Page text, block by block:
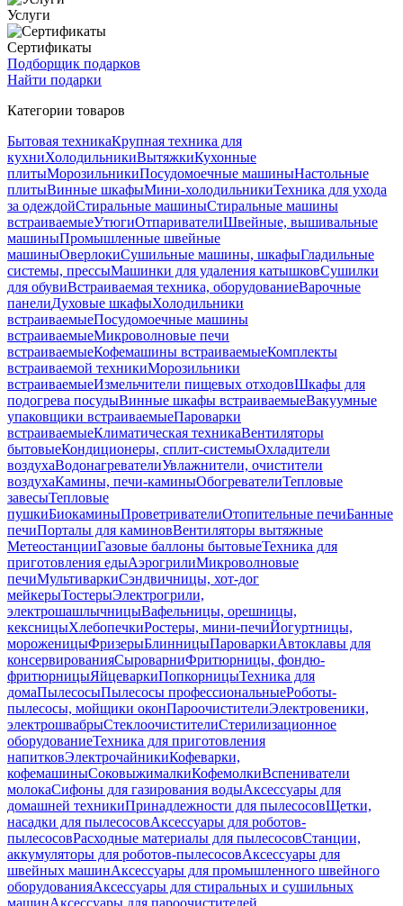
Услуги
Сертификаты
Подборщик подарков
Найти подарки
Категории товаров
Бытовая техникаКрупная техника для
кухниХолодильникиВытяжкиКухонные
плитыМорозильникиПосудомоечные машиныНастольные
плитыВинные шкафыМини-холодильникиТехника для ухода
за одеждойСтиральные машиныСтиральные машины
встраиваемыеУтюгиОтпаривателиШвейные, вышивальные
машиныПромышленные швейные
машиныОверлокиСушильные машины, шкафыГладильные
системы, прессыМашинки для удаления катышковСушилки
для обувиВстраиваемая техника, оборудованиеВарочные
панелиДуховые шкафыХолодильники
встраиваемыеПосудомоечные машины
встраиваемыеМикроволновые печи
встраиваемыеКофемашины встраиваемыеКомплекты
встраиваемой техникиМорозильники
встраиваемыеИзмельчители пищевых отходовШкафы для
подогрева посудыВинные шкафы встраиваемыеВакуумные
упаковщики встраиваемыеПароварки
встраиваемыеКлиматическая техникаВентиляторы
бытовыеКондиционеры, сплит-системыОхладители
воздухаВодонагревателиУвлажнители, очистители
воздухаКамины, печи-каминыОбогревателиТепловые
завесыТепловые
пушкиБиокаминыПроветривателиОтопительные печиБанные
печиПорталы для каминовВентиляторы вытяжные
МетеостанцииГазовые баллоны бытовыеТехника для
приготовления едыАэрогрилиМикроволновые
печиМультиваркиСэндвичницы, хот-дог
мейкерыТостерыЭлектрогрили,
электрошашлычницыВафельницы, орешницы,
кексницыХлебопечкиРостеры, мини-печиЙогуртницы,
мороженицыФризерыБлинницыПароваркиАвтоклавы для
консервированияСыроварниФритюрницы, фондю-
фритюрницыЯйцеваркиПопкорницыТехника для
домаПылесосыПылесосы профессиональныеРоботы-
пылесосы, мойщики оконПароочистителиЭлектровеники,
электрошвабрыСтеклоочистителиСтерилизационное
оборудованиеТехника для приготовления
напитковЭлектрочайникиКофеварки,
кофемашиныСоковыжималкиКофемолкиВспениватели
молокаСифоны для газирования водыАксессуары для
домашней техникиПринадлежности для пылесосовЩетки,
насадки для пылесосовАксессуары для роботов-
пылесосовРасходные материалы для пылесосовСтанции,
аккумуляторы для роботов-пылесосовАксессуары для
швейных машинАксессуары для промышленного швейного
оборудованияАксессуары для стиральных и сушильных
машинАксессуары для пароочистителей,